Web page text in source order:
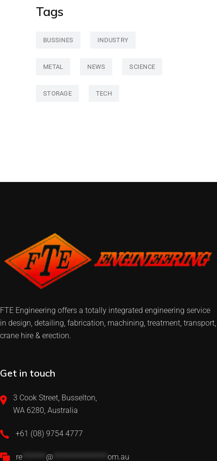
Tags
BUSSINES INDUSTRY
METAL NEWS SCIENCE
STORAGE TECH
FTE Engineering offers a totally integrated engineering service
in design, detailing, fabrication, machining, treatment, transport,
crane hire & erection.
Get in touch
3 Cook Street, Busselton,
WA 6280, Australia
+61 (08) 9754 4777
re @ om.au